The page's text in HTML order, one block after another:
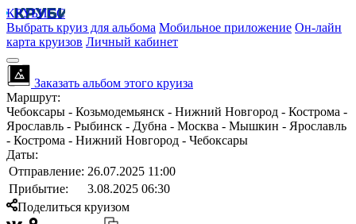
КРУБИСС
Выбрать круиз для альбома Мобильное приложение Он-лайн
карта круизов Личный кабинет
Заказать альбом этого круиза
Маршрут:
Чебоксары - Козьмодемьянск - Нижний Новгород - Кострома -
Ярославль - Рыбинск - Дубна - Москва - Мышкин - Ярославль
- Кострома - Нижний Новгород - Чебоксары
Даты:
Отправление: 26.07.2025 11:00
Прибытие:
3.08.2025 06:30
Поделиться круизом